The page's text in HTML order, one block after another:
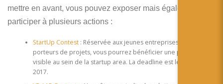
mettre en avant, vous pouvez exposer mais également
participer à plusieurs actions :
StartUp Contest: Réservée aux jeunes entreprises et aux
porteurs de projets, vous pourrez bénéficier une place très
visible au sein de la startup area. La deadline est le 14 janvier
2017.